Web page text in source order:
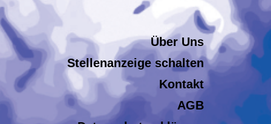
Über Uns
Stellenanzeige schalten
Kontakt
AGB